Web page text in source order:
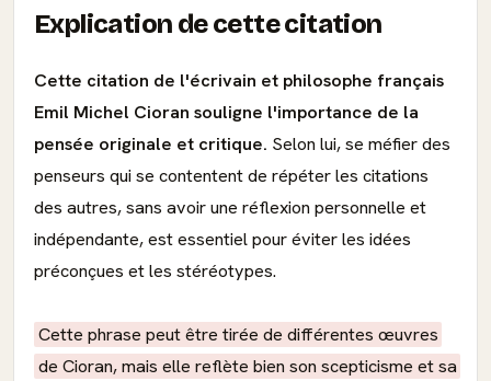
Explication de cette citation
Cette citation de l'écrivain et philosophe français
Emil Michel Cioran souligne l'importance de la
pensée originale et critique. Selon lui, se méfier des
penseurs qui se contentent de répéter les citations
des autres, sans avoir une réflexion personnelle et
indépendante, est essentiel pour éviter les idées
préconçues et les stéréotypes.
Cette phrase peut être tirée de différentes œuvres
de Cioran, mais elle reflète bien son scepticisme et sa